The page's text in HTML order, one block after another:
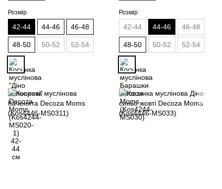
Розмір
42-44 44-46 46-48
48-50 50-52 52-54
Розмір
42-44 44-46 46-48
48-50 50-52 52-54